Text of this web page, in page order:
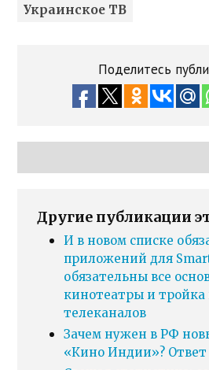
Украинское ТВ
Поделитесь
Другие публикации
И в новом списке
приложений для
обязательны все
кинотеатры и тройка
телеканалов
Зачем нужен в РФ
«Кино Индии»? Ответ